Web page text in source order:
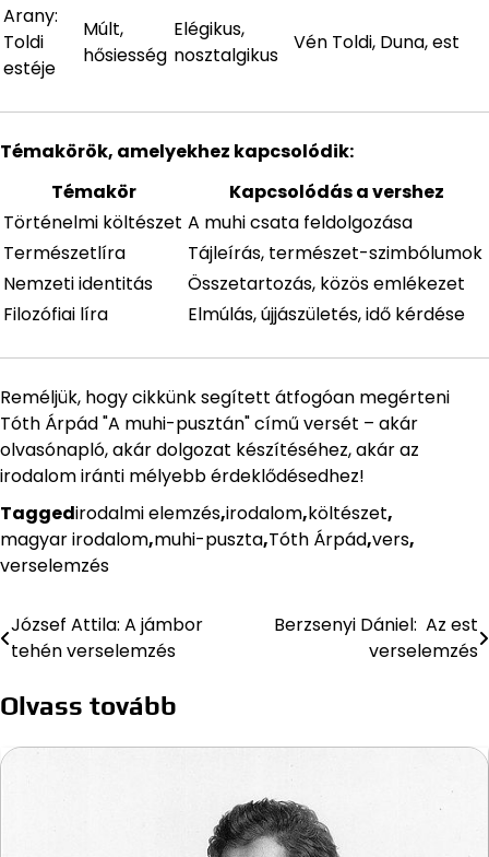
Arany:
Toldi
estéje
Múlt,
hősiesség
Elégikus,
nosztalgikus
Vén Toldi, Duna, est
Témakörök, amelyekhez kapcsolódik:
Témakör
Kapcsolódás a vershez
Történelmi költészet A muhi csata feldolgozása
Természetlíra
Tájleírás, természet-szimbólumok
Nemzeti identitás
Összetartozás, közös emlékezet
Filozófiai líra
Elmúlás, újjászületés, idő kérdése
Reméljük, hogy cikkünk segített átfogóan megérteni
Tóth Árpád "A muhi-pusztán" című versét – akár
olvasónapló, akár dolgozat készítéséhez, akár az
irodalom iránti mélyebb érdeklődésedhez!
Taggedirodalmi elemzés,irodalom,költészet,
magyar irodalom,muhi-puszta,Tóth Árpád,vers,
verselemzés
Bejegyzés
József Attila: A jámbor
tehén verselemzés
Berzsenyi Dániel: Az est
verselemzés
Olvass tovább